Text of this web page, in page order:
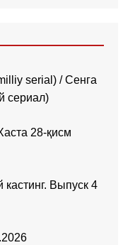
serial) / Сенга
сериал)
28-қисм
Выпуск 4